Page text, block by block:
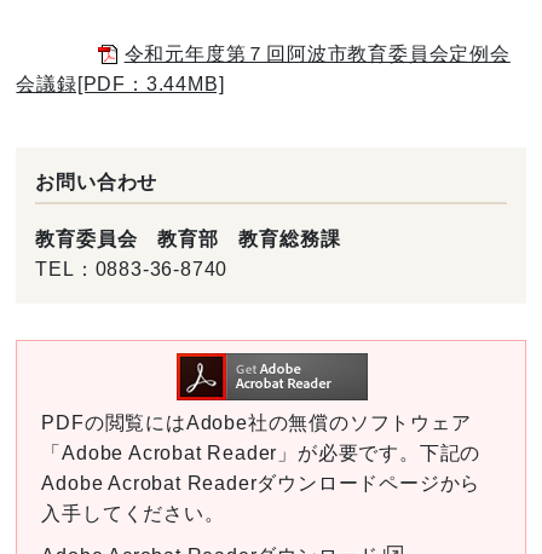
令和元年度第７回阿波市教育委員会定例会
会議録[PDF：3.44MB]
お問い合わせ
教育委員会 教育部 教育総務課
TEL： 0883-36-8740
PDFの閲覧にはAdobe社の無償のソフトウェア
「Adobe Acrobat Reader」が必要です。下記の
Adobe Acrobat Readerダウンロードページから
入手してください。